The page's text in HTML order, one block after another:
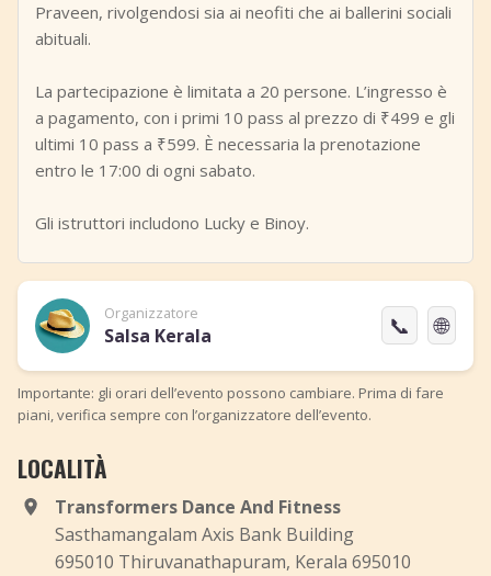
Praveen, rivolgendosi sia ai neofiti che ai ballerini sociali
abituali.
La partecipazione è limitata a 20 persone. L’ingresso è
a pagamento, con i primi 10 pass al prezzo di ₹499 e gli
ultimi 10 pass a ₹599. È necessaria la prenotazione
entro le 17:00 di ogni sabato.
Gli istruttori includono Lucky e Binoy.
Organizzatore
Salsa Kerala 📞 🌐
Importante: gli orari dell’evento possono cambiare. Prima di fare
piani, verifica sempre con l’organizzatore dell’evento.
LOCALITÀ
Transformers Dance And Fitness
Sasthamangalam Axis Bank Building
695010 Thiruvanathapuram, Kerala 695010